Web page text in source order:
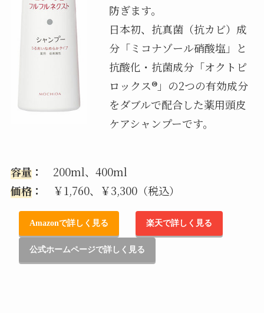
防ぎます。
日本初、抗真菌（抗カビ）成
分「ミコナゾール硝酸塩」と
抗酸化・抗菌成分「オクトピ
ロックス®」の2つの有効成分
をダブルで配合した薬用頭皮
ケアシャンプーです。
容量： 200ml、400ml
価格： ￥1,760、￥3,300（税込）
Amazonで詳しく見る 楽天で詳しく見る
公式ホームページで詳しく見る